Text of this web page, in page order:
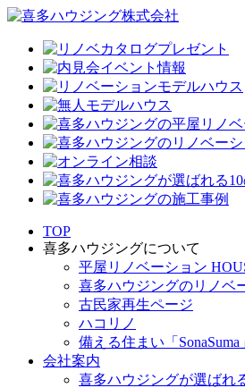
TOP
喜多ハウジングについて
平屋リノベーション
喜多ハウジングのリノベ
古民家再生ページ
ハコリノ
備える住まい「SonaSuma
会社案内
喜多ハウジングが選ばれ